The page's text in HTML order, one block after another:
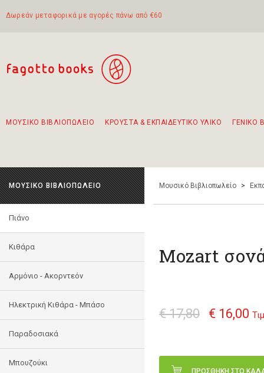
Δωρεάν μεταφορικά με αγορές πάνω από €60
ΜΟΥΣΙΚΟ ΒΙΒΛΙΟΠΩΛΕΙΟ ΚΡΟΥΣΤΑ & ΕΚΠΑΙΔΕΥΤΙΚΟ ΥΛΙΚΟ ΓΕΝΙΚΟ
ΜΟΥΣΙΚΟ ΒΙΒΛΙΟΠΩΛΕΙΟ
Πιάνο
Κιθάρα
Αρμόνιο - Ακορντεόν
Ηλεκτρική Κιθάρα - Μπάσο
Παραδοσιακά
Μπουζούκι
Μουσικό Βιβλιοπωλείο >
Mozart
€ 17,80 € 16,00
ΠΡΟΣΘΗΚΗ ΣΤΟ